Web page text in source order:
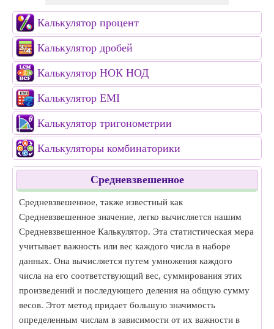
Калькулятор процент
Калькулятор дробей
Калькулятор НОК НОД
Калькулятор EMI
Калькулятор тригонометрии
Калькуляторы комбинаторики
Средневзвешенное
Средневзвешенное, также известный как
Средневзвешенное значение, легко вычисляется нашим
Средневзвешенное Калькулятор. Эта статистическая мера
учитывает важность или вес каждого числа в наборе
данных. Она вычисляется путем умножения каждого
числа на его соответствующий вес, суммирования этих
произведений и последующего деления на общую сумму
весов. Этот метод придает большую значимость
определенным числам в зависимости от их важности в